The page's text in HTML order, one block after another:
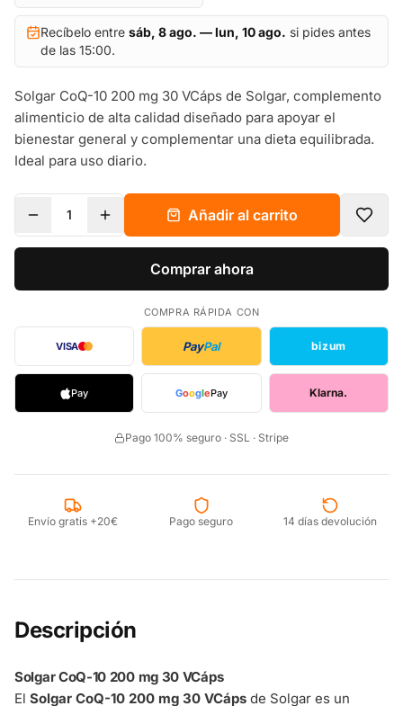
Recíbelo entre sáb, 8 ago. — lun, 10 ago. si pides antes
de las 15:00.
Solgar CoQ-10 200 mg 30 VCáps de Solgar, complemento
alimenticio de alta calidad diseñado para apoyar el
bienestar general y complementar una dieta equilibrada.
Ideal para uso diario.
1 Añadir al carrito
Comprar ahora
COMPRA RÁPIDA CON
VISA PayPal bizum
Pay GooglePay Klarna.
Pago 100% seguro · SSL · Stripe
Envío gratis +20€ Pago seguro 14 días devolución
Descripción
Solgar CoQ-10 200 mg 30 VCáps
El Solgar CoQ-10 200 mg 30 VCáps de Solgar es un